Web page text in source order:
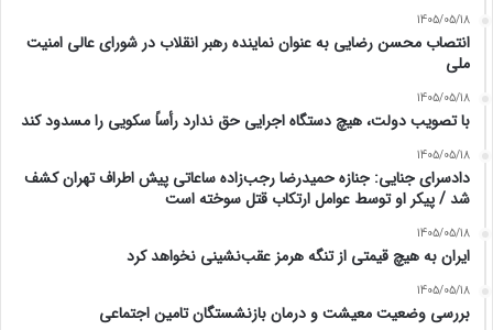
1405/05/18
انتصاب محسن رضایی به عنوان نماینده رهبر انقلاب در شورای عالی امنیت
ملی
1405/05/18
با تصویب دولت، هیچ دستگاه اجرایی حق ندارد رأساً سکویی را مسدود کند
1405/05/18
دادسرای جنایی: جنازه حمیدرضا رجب‌زاده ساعاتی پیش اطراف تهران کشف
شد / پیکر او توسط عوامل‌ ارتکاب قتل سوخته است
1405/05/18
ایران به هیچ قیمتی از تنگه هرمز عقب‌نشینی نخواهد کرد
1405/05/18
بررسی وضعیت معیشت و درمان بازنشستگان تامین اجتماعی